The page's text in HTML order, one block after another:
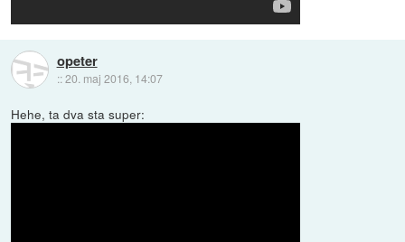
opeter
::20. maj 2016, 14:07
Hehe, ta dva sta super: